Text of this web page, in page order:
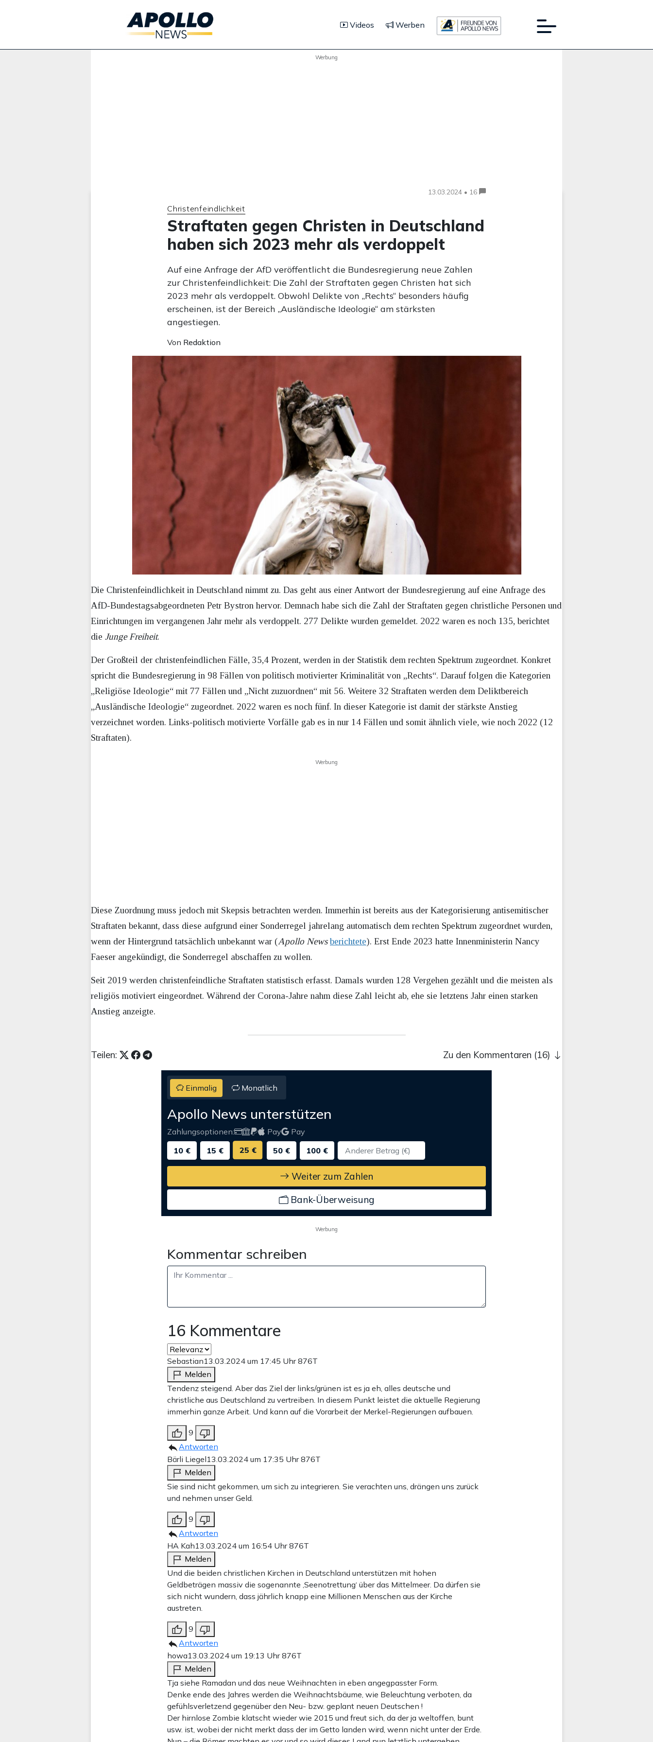
Videos Werben
Werbung
13.03.2024 • 16
Christenfeindlichkeit
Straftaten gegen Christen in Deutschland
haben sich 2023 mehr als verdoppelt
Auf eine Anfrage der AfD veröffentlicht die Bundesregierung neue Zahlen
zur Christenfeindlichkeit: Die Zahl der Straftaten gegen Christen hat sich
2023 mehr als verdoppelt. Obwohl Delikte von „Rechts“ besonders häufig
erscheinen, ist der Bereich „Ausländische Ideologie“ am stärksten
angestiegen.
Von Redaktion
Die Christenfeindlichkeit in Deutschland nimmt zu. Das geht aus einer Antwort der Bundesregierung auf eine Anfrage des
AfD-Bundestagsabgeordneten Petr Bystron hervor. Demnach habe sich die Zahl der Straftaten gegen christliche Personen und
Einrichtungen im vergangenen Jahr mehr als verdoppelt. 277 Delikte wurden gemeldet. 2022 waren es noch 135, berichtet
die Junge Freiheit.
Der Großteil der christenfeindlichen Fälle, 35,4 Prozent, werden in der Statistik dem rechten Spektrum zugeordnet. Konkret
spricht die Bundesregierung in 98 Fällen von politisch motivierter Kriminalität von „Rechts“. Darauf folgen die Kategorien
„Religiöse Ideologie“ mit 77 Fällen und „Nicht zuzuordnen“ mit 56. Weitere 32 Straftaten werden dem Deliktbereich
„Ausländische Ideologie“ zugeordnet. 2022 waren es noch fünf. In dieser Kategorie ist damit der stärkste Anstieg
verzeichnet worden. Links-politisch motivierte Vorfälle gab es in nur 14 Fällen und somit ähnlich viele, wie noch 2022 (12
Straftaten).
Werbung
Diese Zuordnung muss jedoch mit Skepsis betrachten werden. Immerhin ist bereits aus der Kategorisierung antisemitischer
Straftaten bekannt, dass diese aufgrund einer Sonderregel jahrelang automatisch dem rechten Spektrum zugeordnet wurden,
wenn der Hintergrund tatsächlich unbekannt war (Apollo News berichtete). Erst Ende 2023 hatte Innenministerin Nancy
Faeser angekündigt, die Sonderregel abschaffen zu wollen.
Seit 2019 werden christenfeindliche Straftaten statistisch erfasst. Damals wurden 128 Vergehen gezählt und die meisten als
religiös motiviert eingeordnet. Während der Corona-Jahre nahm diese Zahl leicht ab, ehe sie letztens Jahr einen starken
Anstieg anzeigte.
Teilen: Zu den Kommentaren (16)
Einmalig Monatlich
Apollo News unterstützen
Zahlungsoptionen: Pay
Pay
10 €
15 € 25 € 50 € 100 €
Weiter zum Zahlen
Bank-Überweisung
Werbung
Kommentar schreiben
16 Kommentare
Sebastian13.03.2024 um 17:45 Uhr876T
Melden
Tendenz steigend. Aber das Ziel der links/grünen ist es ja eh, alles deutsche und
christliche aus Deutschland zu vertreiben. In diesem Punkt leistet die aktuelle Regierung
immerhin ganze Arbeit. Und kann auf die Vorarbeit der Merkel-Regierungen aufbauen.
9
Antworten
Bärli Liegel13.03.2024 um 17:35 Uhr876T
Melden
Sie sind nicht gekommen, um sich zu integrieren. Sie verachten uns, drängen uns zurück
und nehmen unser Geld.
9
Antworten
HA Kah13.03.2024 um 16:54 Uhr876T
Melden
Und die beiden christlichen Kirchen in Deutschland unterstützen mit hohen
Geldbeträgen massiv die sogenannte ‚Seenotrettung‘ über das Mittelmeer. Da dürfen sie
sich nicht wundern, dass jährlich knapp eine Millionen Menschen aus der Kirche
austreten.
9
Antworten
howa13.03.2024 um 19:13 Uhr876T
Melden
Tja siehe Ramadan und das neue Weihnachten in eben angegpasster Form.
Denke ende des Jahres werden die Weihnachtsbäume, wie Beleuchtung verboten, da
gefühlsverletzend gegenüber den Neu- bzw. geplant neuen Deutschen !
Der hirnlose Zombie klatscht wieder wie 2015 und freut sich, da der ja weltoffen, bunt
usw. ist, wobei der nicht merkt dass der im Getto landen wird, wenn nicht unter der Erde.